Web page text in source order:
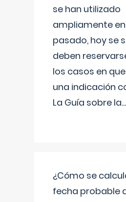
se han utilizado
ampliamente
pasado, hoy se
deben
los casos en
una indicación
La Guía sobre la...
¿Cómo se
fecha probable